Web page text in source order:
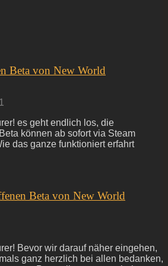
Beta von New World
es geht endlich los, die
können ab sofort via Steam
das ganze funktioniert erfahrt
Beta von New World
Bevor wir darauf näher eingehen,
ganz herzlich bei allen bedanken,